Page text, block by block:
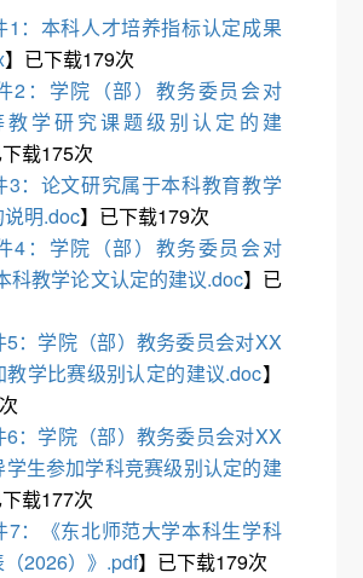
1：本科人才培养指标认定成果
】已下载179次
2：学院（部）教务委员会对
教学研究课题级别认定的建
载175次
3：论文研究属于本科教育教学
明.doc】已下载179次
4：学院（部）教务委员会对
科教学论文认定的建议.doc】已
5：学院（部）教务委员会对XX
教学比赛级别认定的建议.doc】
次
6：学院（部）教务委员会对XX
生参加学科竞赛级别认定的建
载177次
7：《东北师范大学本科生学科
2026）》.pdf】已下载179次